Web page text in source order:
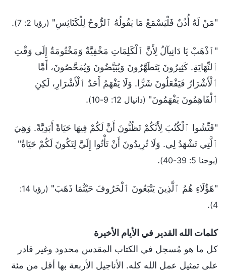
"مَنْ لَهُ أُذُنٌ فَلْيَسْمَعْ مَا يَقُولُهُ ٱلرُّوحُ لِلْكَنَائِسِ" (رؤيا 2: 7) .
"ٱذْهَبْ يَا دَانِيآلُ لِأَنَّ ٱلْكَلِمَاتِ مَخْفِيَّةٌ وَمَخْتُومَةٌ إِلَى وَقْتِ
ٱلنِّهَايَةِ. كَثِيرُونَ يَتَطَهَّرُونَ وَيُبَيَّضُونَ وَيُمَحَّصُونَ، أَمَّا
ٱلْأَشْرَارُ فَيَفْعَلُونَ شَرًّا. وَلَا يَفْهَمُ أَحَدُ ٱلْأَشْرَارِ، لَكِنِ
ٱلْفَاهِمُونَ يَفْهَمُونَ" (دانيال 12: 9-10) .
"فَتِّشُوا ٱلْكُتُبَ لِأَنَّكُمْ تَظُنُّونَ أَنَّ لَكُمْ فِيهَا حَيَاةً أَبَدِيَّةً. وَهِيَ
ٱلَّتِي تَشْهَدُ لِي. وَلَا تُرِيدُونَ أَنْ تَأْتُوا إِلَيَّ لِتَكُونَ لَكُمْ حَيَاةٌ"
(يوحنا 5: 39-40) .
"هَؤُلَاءِ هُمُ ٱلَّذِينَ يَتْبَعُونَ ٱلْخَرُوفَ حَيْثُمَا ذَهَبَ"
(رؤيا 14:
4)
.
كلمات الله القدير في الأيام الأخيرة
كل ما هو مُسجل في الكتاب المقدس محدود وغير قادر
على تمثيل عمل الله كله. الأناجيل الأربعة بها أقل من مئة